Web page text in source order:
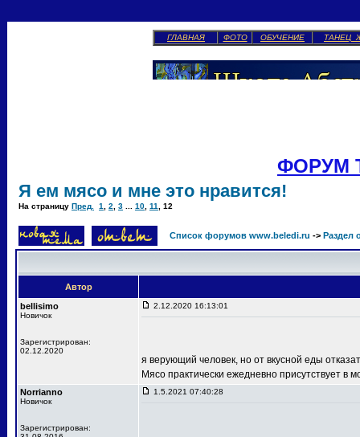
ГЛАВНАЯ ФОТО ОБУЧЕНИЕ ТАНЕЦ
ФОРУМ
Я ем мясо и мне это нравится!
На страницу Пред. 1 2 3 10 11 12
Список форумов www.beledi.ru -> Раздел
Автор
bellisimo
Новичок
Зарегистрирован:
02.12.2020
2.12.2020 16:13:01
я верующий человек, но от вкусной еды
Мясо практически ежедневно присутствует в
Norrianno
Новичок
Зарегистрирован:
1.5.2021 07:40:28